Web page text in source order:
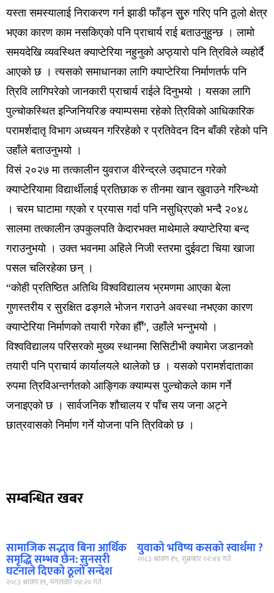
यस्ता समस्यालाई निराकरण गर्न झाडी फाँड्न सुुरु गरिए पनि ठूलो क्षेत्र
भएका कारण काम नसकिएको पनि प्राचार्य राई बताउनुहुन्छ । लामो
समयदेखि व्यवस्थित क्याप्टेरिया नहुनुको अप्ठ्यारो पनि त्रिविले व्यहोर्दै
आएको छ । त्यसको समाधानका लागि क्याप्टेरिया निर्माणतर्फ पनि
त्रिवि लागिपरेको जानकारी प्राचार्य राईले दिनुभयो । यसका लागि
पुल्चोकस्थित इन्जिनियरिङ क्याम्पसमा रहेको त्रिविको आधिकारिक
परामर्शदातृ विभाग अध्ययन गरिरहेको र प्रतिवेदन दिन बाँकी रहेको पनि
उहाँले बताउनुभयो ।
विसं २०२७ मा तत्कालीन युवराज वीरेन्द्रले उद्घाटन गरेको
क्याप्टेरियामा विद्यार्थीलाई प्रतिछाक रु तीनमा खान खुवाउने गरिन्थ्यो
। चरम घाटामा गएको र प्रयास गर्दा पनि नसुध्रिएको भन्दै २०४८
सालमा तत्कालीन उपकुलपति केदारभक्त माथेमाले क्याप्टेरिया बन्द
गराउनुभयो । उक्त भवनमा अहिले निजी स्तरमा दुईवटा चिया खाजा
पसल चलिरहेका छन् ।
“कोही प्रतिष्ठित अतिथि विश्वविद्यालय भ्रमणमा आएका बेला
गुणस्तरीय र सुरक्षित ढङ्गले भोजन गराउने अवस्था नभएका कारण
क्याप्टेरिया निर्माणको तयारी गरेका हौँ”, उहाँले भन्नुभयो ।
विश्वविद्यालय परिसरको मुख्य स्थानमा सिसिटीभी क्यामेरा जडानको
तयारी पनि प्राचार्य कार्यालयले थालेको छ । यसको परामर्शदाताका
रुपमा त्रिविअन्तर्गतको आङ्गिक क्याम्पस पुल्चोकले काम गर्ने
जनाइएको छ । सार्वजनिक शौचालय र पाँच सय जना अट्ने
छात्रवासको निर्माण गर्ने योजना पनि त्रिविको छ ।
सम्बन्धित खबर
सामाजिक सद्भाव बिना आर्थिक
समृद्धि सम्भव छैन: सुनसरी
घटनाले दिएको ठूलो सन्देश
२०८३ श्रावण १९, मंगलवार ०४:२० गते
युवाको भविष्य कसको स्वार्थमा ?
२०८३ श्रावण १५, शुक्रबार ०२:४४ गते